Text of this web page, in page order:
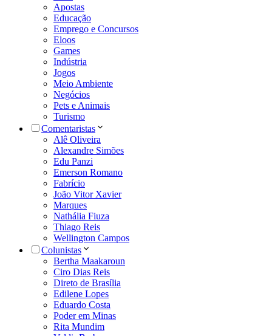
Apostas
Educação
Emprego e Concursos
Eloos
Games
Indústria
Jogos
Meio Ambiente
Negócios
Pets e Animais
Turismo
Comentaristas
Alê Oliveira
Alexandre Simões
Edu Panzi
Emerson Romano
Fabrício
João Vitor Xavier
Marques
Nathália Fiuza
Thiago Reis
Wellington Campos
Colunistas
Bertha Maakaroun
Ciro Dias Reis
Direto de Brasília
Edilene Lopes
Eduardo Costa
Poder em Minas
Rita Mundim